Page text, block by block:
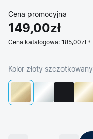
Cena promocyjna
149,00zł
Cena katalogowa: 185,00zł
Kolor złoty szczotkowany